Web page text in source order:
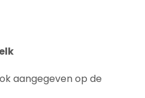
aangegeven op de